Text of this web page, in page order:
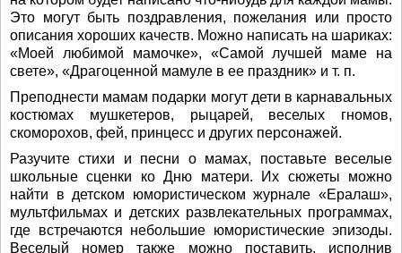
Это могут быть поздравления, пожелания или просто
описания хороших качеств. Можно написать на шариках:
«Моей любимой мамочке», «Самой лучшей маме на
свете», «Драгоценной мамуле в ее праздник» и т. п.
Преподнести мамам подарки могут дети в карнавальных
костюмах мушкетеров, рыцарей, веселых гномов,
скоморохов, фей, принцесс и других персонажей.
Разучите стихи и песни о мамах, поставьте веселые
школьные сценки ко Дню матери. Их сюжеты можно
найти в детском юмористическом журнале «Ералаш»,
мультфильмах и детских развлекательных программах,
где встречаются небольшие юмористические эпизоды.
Веселый номер также можно поставить, исполнив